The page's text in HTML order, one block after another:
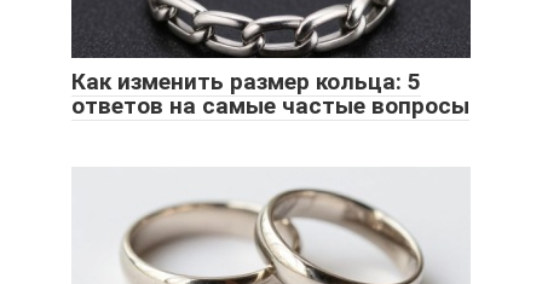
Как изменить размер кольца: 5
ответов на самые частые вопросы